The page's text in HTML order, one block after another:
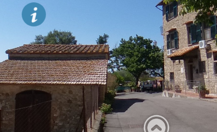
De 2
huizen
en het
land...